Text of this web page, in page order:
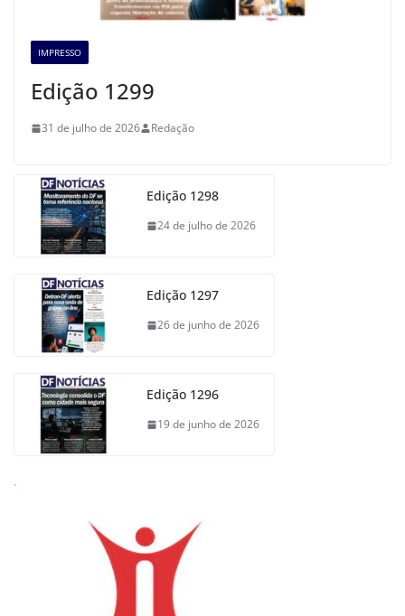
IMPRESSO
Edição 1299
31 de julho de 2026 Redação
Edição 1298
24 de julho de 2026
Edição 1297
26 de junho de 2026
Edição 1296
19 de junho de 2026